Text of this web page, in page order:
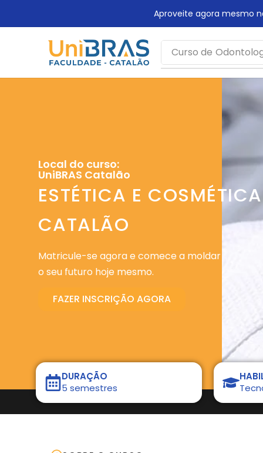
Aproveite agora mesmo
Curso de
Local do curso:
UniBRAS Catalão
ESTÉTICA E
CATALÃO
Matricule-se agora e comece a moldar
o seu futuro hoje mesmo.
FAZER INSCRIÇÃO AGORA
DURAÇÃO
5 semestres